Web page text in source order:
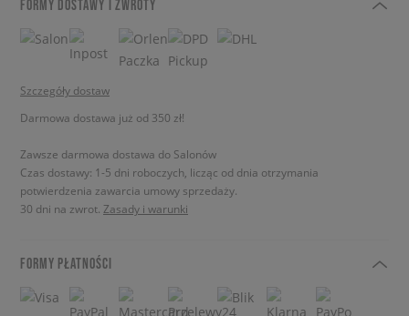
FORMY DOSTAWY I ZWROTY
Szczegóły dostaw
Darmowa dostawa już od 350 zł!
Zawsze darmowa dostawa do Salonów
Czas dostawy: 1-5 dni roboczych, licząc od dnia otrzymania
potwierdzenia zawarcia umowy sprzedaży.
30 dni na zwrot. Zasady i warunki
FORMY PŁATNOŚCI